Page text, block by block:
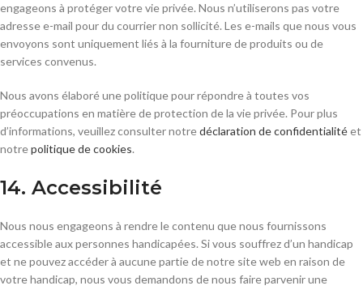
engageons à protéger votre vie privée. Nous n’utiliserons pas votre
adresse e-mail pour du courrier non sollicité. Les e-mails que nous vous
envoyons sont uniquement liés à la fourniture de produits ou de
services convenus.
Nous avons élaboré une politique pour répondre à toutes vos
préoccupations en matière de protection de la vie privée. Pour plus
d’informations, veuillez consulter notredéclaration de confidentialitéet
notrepolitique de cookies.
14. Accessibilité
Nous nous engageons à rendre le contenu que nous fournissons
accessible aux personnes handicapées. Si vous souffrez d’un handicap
et ne pouvez accéder à aucune partie de notre site web en raison de
votre handicap, nous vous demandons de nous faire parvenir une